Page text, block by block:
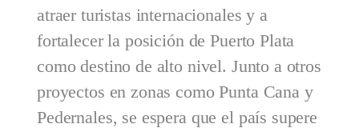
atraer turistas internacionales y a
fortalecer la posición de Puerto Plata
como destino de alto nivel. Junto a otros
proyectos en zonas como Punta Cana y
Pedernales, se espera que el país supere